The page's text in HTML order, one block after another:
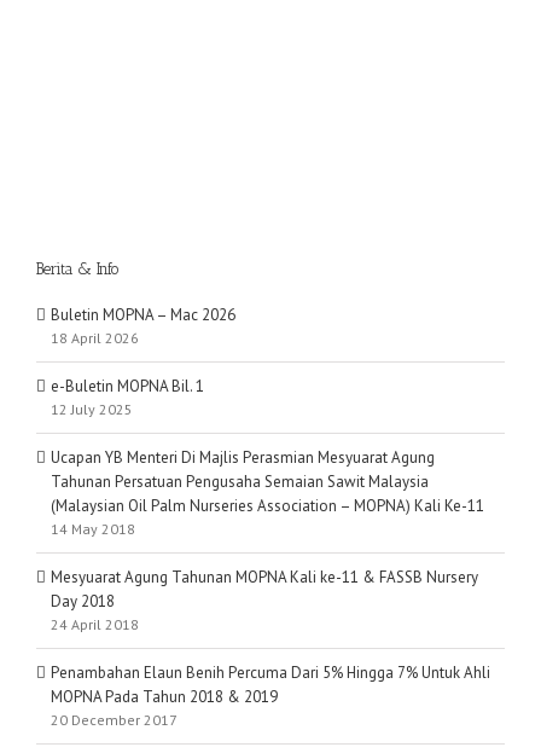
Berita & Info
Buletin MOPNA – Mac 2026
18 April 2026
e-Buletin MOPNA Bil. 1
12 July 2025
Ucapan YB Menteri Di Majlis Perasmian Mesyuarat Agung
Tahunan Persatuan Pengusaha Semaian Sawit Malaysia
(Malaysian Oil Palm Nurseries Association – MOPNA) Kali Ke-11
14 May 2018
Mesyuarat Agung Tahunan MOPNA Kali ke-11 & FASSB Nursery
Day 2018
24 April 2018
Penambahan Elaun Benih Percuma Dari 5% Hingga 7% Untuk Ahli
MOPNA Pada Tahun 2018 & 2019
20 December 2017